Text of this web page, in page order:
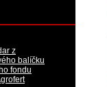
z
balíčku
fondu